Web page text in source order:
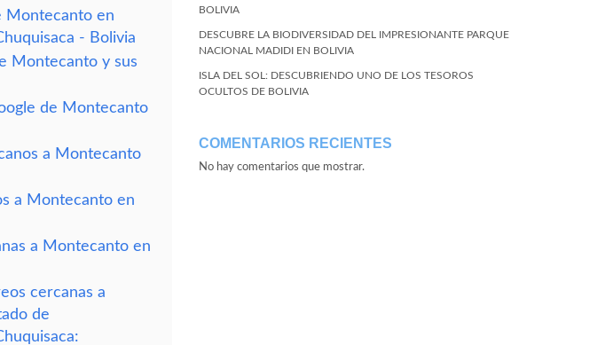
Montecanto en
- Bolivia
Montecanto y sus
de Montecanto
a Montecanto
a Montecanto en
a Montecanto en
cercanas a
de
BOLIVIA
DESCUBRE LA BIODIVERSIDAD DEL IMPRESIONANTE PARQUE
NACIONAL MADIDI EN BOLIVIA
ISLA DEL SOL: DESCUBRIENDO UNO DE LOS TESOROS
OCULTOS DE BOLIVIA
COMENTARIOS RECIENTES
No hay comentarios que mostrar.